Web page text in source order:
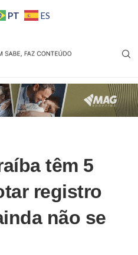
PT ES
têm 5
registro
não se